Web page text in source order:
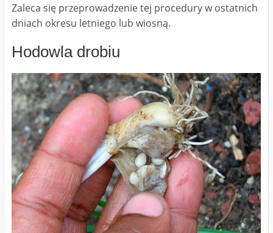
Zaleca się przeprowadzenie tej procedury w ostatnich
dniach okresu letniego lub wiosną.
Hodowla drobiu